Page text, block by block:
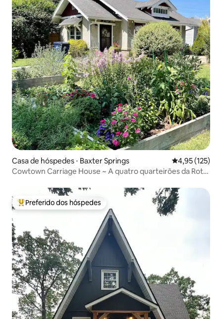
Casa de hóspedes ⋅ Baxter Springs 4,95 de uma
4,95 (125)
Cowtown Carriage House ~ A quatro quarteirões da Rota
Entre os melhores preferidos dos hóspedes
Preferido dos hóspedes